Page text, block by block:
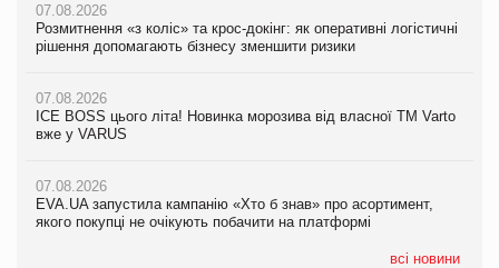
07.08.2026
Розмитнення «з коліс» та крос-докінг: як оперативні логістичні
рішення допомагають бізнесу зменшити ризики
07.08.2026
ICE BOSS цього літа! Новинка морозива від власної ТМ Varto
вже у VARUS
07.08.2026
EVA.UA запустила кампанію «Хто б знав» про асортимент,
якого покупці не очікують побачити на платформі
всі новини
07.08.2026
Розмитнення «з коліс» та крос-докінг: як оперативні логістичні
рішення допомагають бізнесу зменшити ризики
07.08.2026
ICE BOSS цього літа! Новинка морозива від власної ТМ Varto
вже у VARUS
07.08.2026
EVA.UA запустила кампанію «Хто б знав» про асортимент,
якого покупці не очікують побачити на платформі
07.08.2026
Kraft Heinz скоротила збиток у першому півріччі
Продажі Hugo Boss впали на 9%